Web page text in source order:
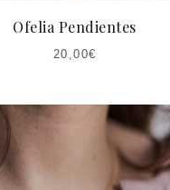
Ofelia Pendientes
20,00€